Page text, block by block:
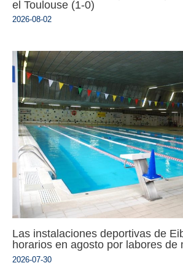
el Toulouse (1-0)
2026-08-02
Las instalaciones deportivas de
horarios en agosto por labores de
2026-07-30